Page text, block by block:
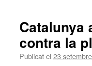
Catalunya
contra la
Publicat el 23